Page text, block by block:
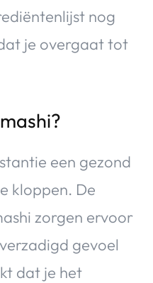
nog
je overgaat tot
een gezond
kloppen. De
zorgen ervoor
gevoel
dat je het